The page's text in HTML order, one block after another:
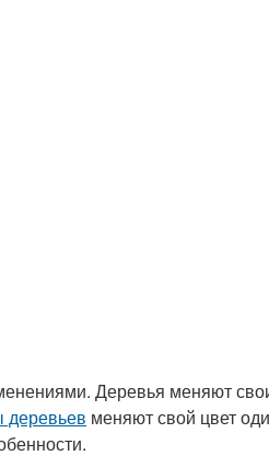
Деревья меняют
деревьев меняют свой цвет